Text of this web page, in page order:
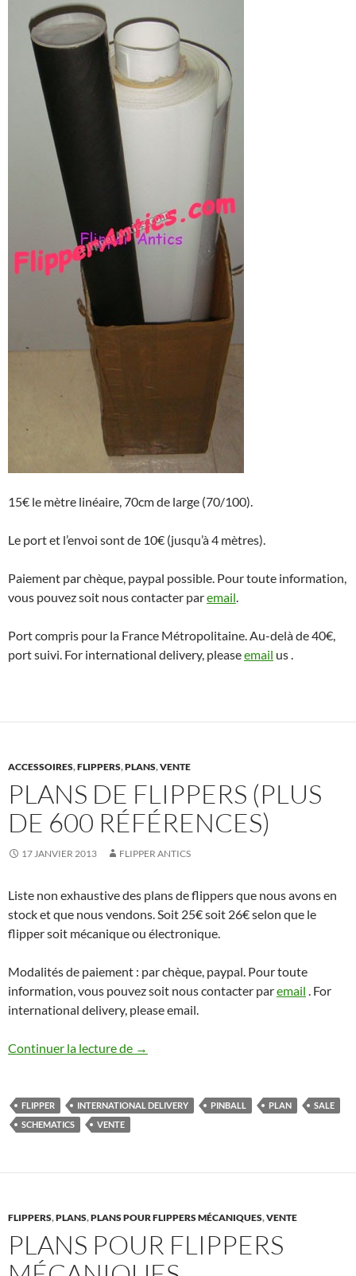
15€ le mètre linéaire, 70cm de large (70/100).
Le port et l’envoi sont de 10€ (jusqu’à 4 mètres).
Paiement par chèque, paypal possible. Pour toute information,
vous pouvez soit nous contacter paremail.
Port compris pour la France Métropolitaine. Au-delà de 40€,
port suivi. For international delivery, pleaseemail us .
ACCESSOIRES,FLIPPERS,PLANS,VENTE
PLANS DE FLIPPERS (PLUS
DE 600 RÉFÉRENCES)
17 JANVIER 2013 FLIPPER ANTICS
Liste non exhaustive des plans de flippers que nous avons en
stock et que nous vendons. Soit 25€ soit 26€ selon que le
flipper soit mécanique ou électronique.
Modalités de paiement : par chèque, paypal. Pour toute
information, vous pouvez soit nous contacter paremail . For
international delivery, please email.
Continuer la lecture de Plans de Flippers (plus de 600
→
FLIPPER INTERNATIONAL DELIVERY PINBALL PLAN
SALE
SCHEMATICS
VENTE
FLIPPERS,PLANS,PLANS POUR FLIPPERS MÉCANIQUES,VENTE
PLANS POUR FLIPPERS